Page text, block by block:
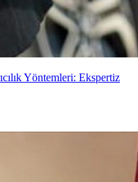
Yöntemleri: Ekspertiz